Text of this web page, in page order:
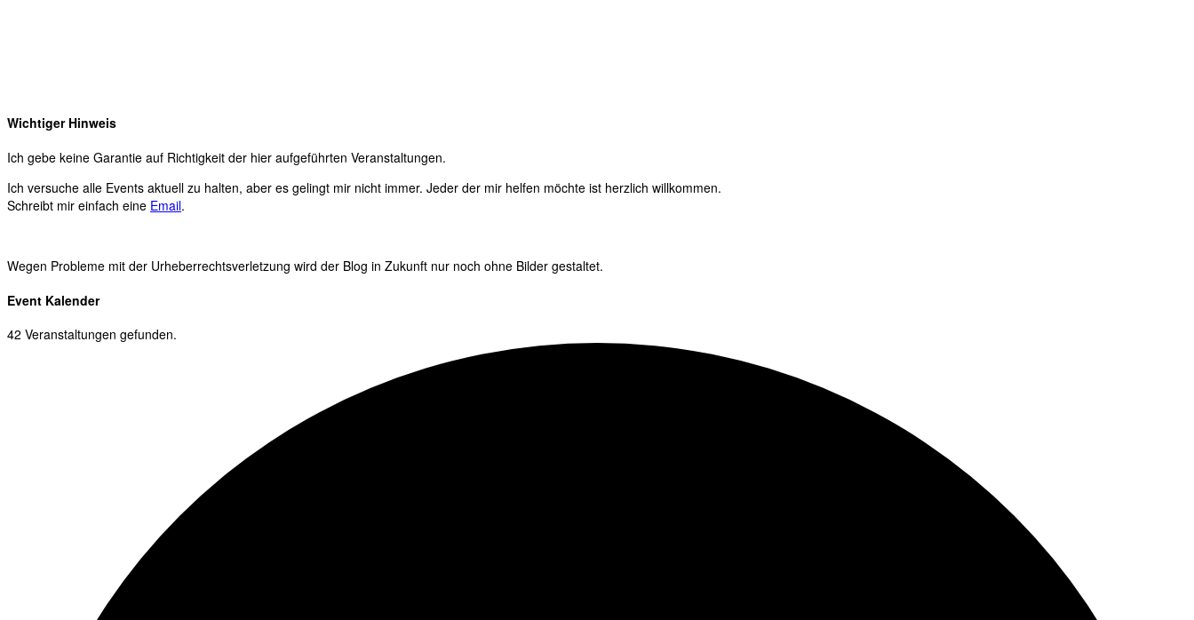
Wichtiger Hinweis
Ich gebe keine Garantie auf Richtigkeit der hier aufgeführten Veranstaltungen.
Ich versuche alle Events aktuell zu halten, aber es gelingt mir nicht immer. Jeder der mir helfen möchte ist herzlich willkommen.
Schreibt mir einfach eine Email.
Wegen Probleme mit der Urheberrechtsverletzung wird der Blog in Zukunft nur noch ohne Bilder gestaltet.
Event Kalender
42 Veranstaltungen gefunden.